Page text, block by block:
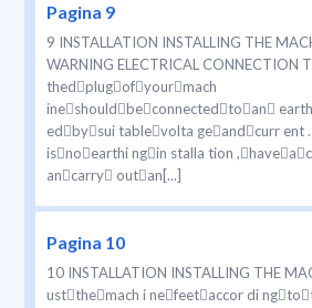
Pagina 9
9 INSTALLATION INSTALLING THE
WARNING ELECTRICAL CONNECTION
thedplugofyourmach
ineshouldbeconnectedtoan
edbysui tablevolta geandcurr ent
isnoearthi ngin stalla tion
ancarry outan[...]
Pagina 10
10 INSTALLATION INSTALLING THE
ustthemach i nefeetaccor di